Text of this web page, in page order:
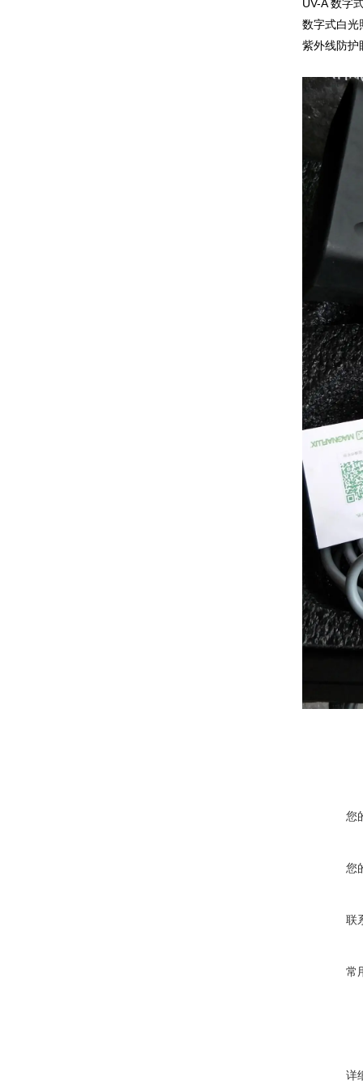
UV-A 数字
数字式白
紫外线防
您
您
联
常
详